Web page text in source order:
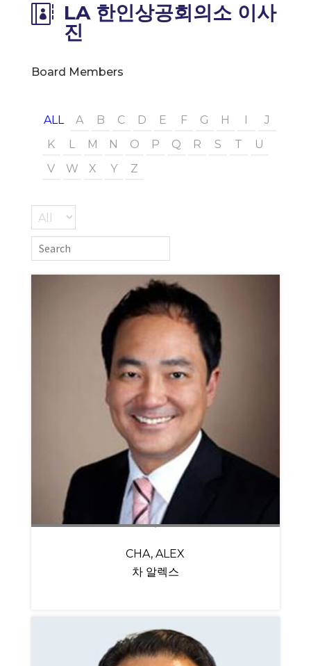
 LA 한인상공회의소 이사
진
Board Members
ALL A B C D E F G H
J
K
L M N O P Q R S T
U
V
W X Y Z
CHA, ALEX
차 알렉스